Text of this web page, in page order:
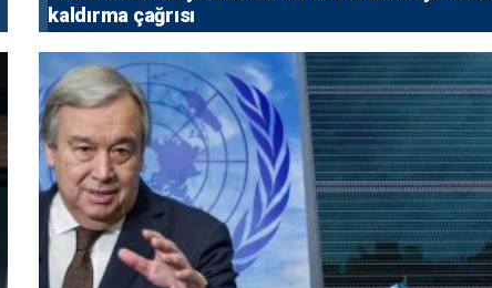
kaldırma çağrısı